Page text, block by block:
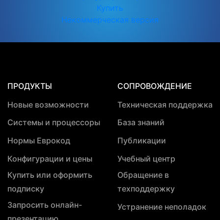
Купить
Некоммерческая версия
ПРОДУКТЫ
Новые возможности
Системы и процессоры
Нормы Еврокод
Конфигурации и цены
Купить или оформить
подписку
Запросить онлайн-
СОПРОВОЖДЕНИЕ
Техническая поддержка
База знаний
Публикации
Учебный центр
Обращение в
техподдержку
Устранение неполадок